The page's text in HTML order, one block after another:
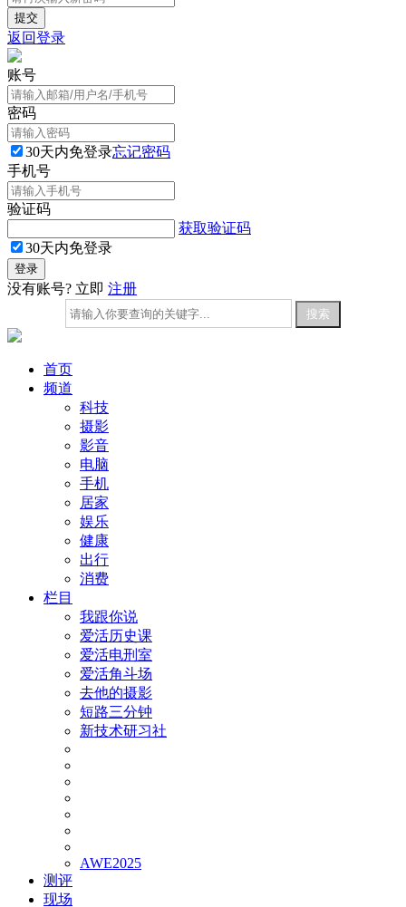
返回登录
账号
密码
30天内免登录忘记密码
手机号
验证码
获取验证码
30天内免登录
没有账号? 立即 注册
首页
频道
科技
摄影
影音
电脑
手机
居家
娱乐
健康
出行
消费
栏目
我跟你说
爱活历史课
爱活电刑室
爱活角斗场
去他的摄影
短路三分钟
新技术研习社
AWE2025
测评
现场